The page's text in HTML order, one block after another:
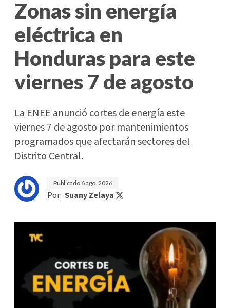
Zonas sin energía
eléctrica en
Honduras para este
viernes 7 de agosto
La ENEE anunció cortes de energía este
viernes 7 de agosto por mantenimientos
programados que afectarán sectores del
Distrito Central.
Publicado 6 ago. 2026
Por: Suany Zelaya